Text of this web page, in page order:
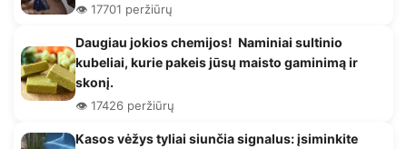
👁️ 17701 peržiūrų
Daugiau jokios chemijos! Naminiai sultinio
kubeliai, kurie pakeis jūsų maisto gaminimą ir
skonį.
👁️ 17426 peržiūrų
Kasos vėžys tyliai siunčia signalus: įsiminkite